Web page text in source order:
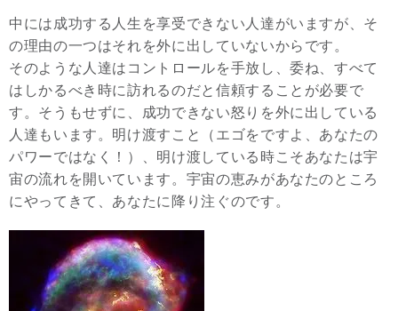
中には成功する人生を享受できない人達がいますが、そ
の理由の一つはそれを外に出していないからです。
そのような人達はコントロールを手放し、委ね、すべて
はしかるべき時に訪れるのだと信頼することが必要で
す。そうもせずに、成功できない怒りを外に出している
人達もいます。明け渡すこと（エゴをですよ、あなたの
パワーではなく！）、明け渡している時こそあなたは宇
宙の流れを開いています。宇宙の恵みがあなたのところ
にやってきて、あなたに降り注ぐのです。